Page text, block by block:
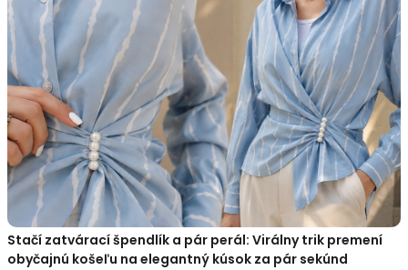
Stačí zatvárací špendlík a pár perál: Virálny trik premení
obyčajnú košeľu na elegantný kúsok za pár sekúnd